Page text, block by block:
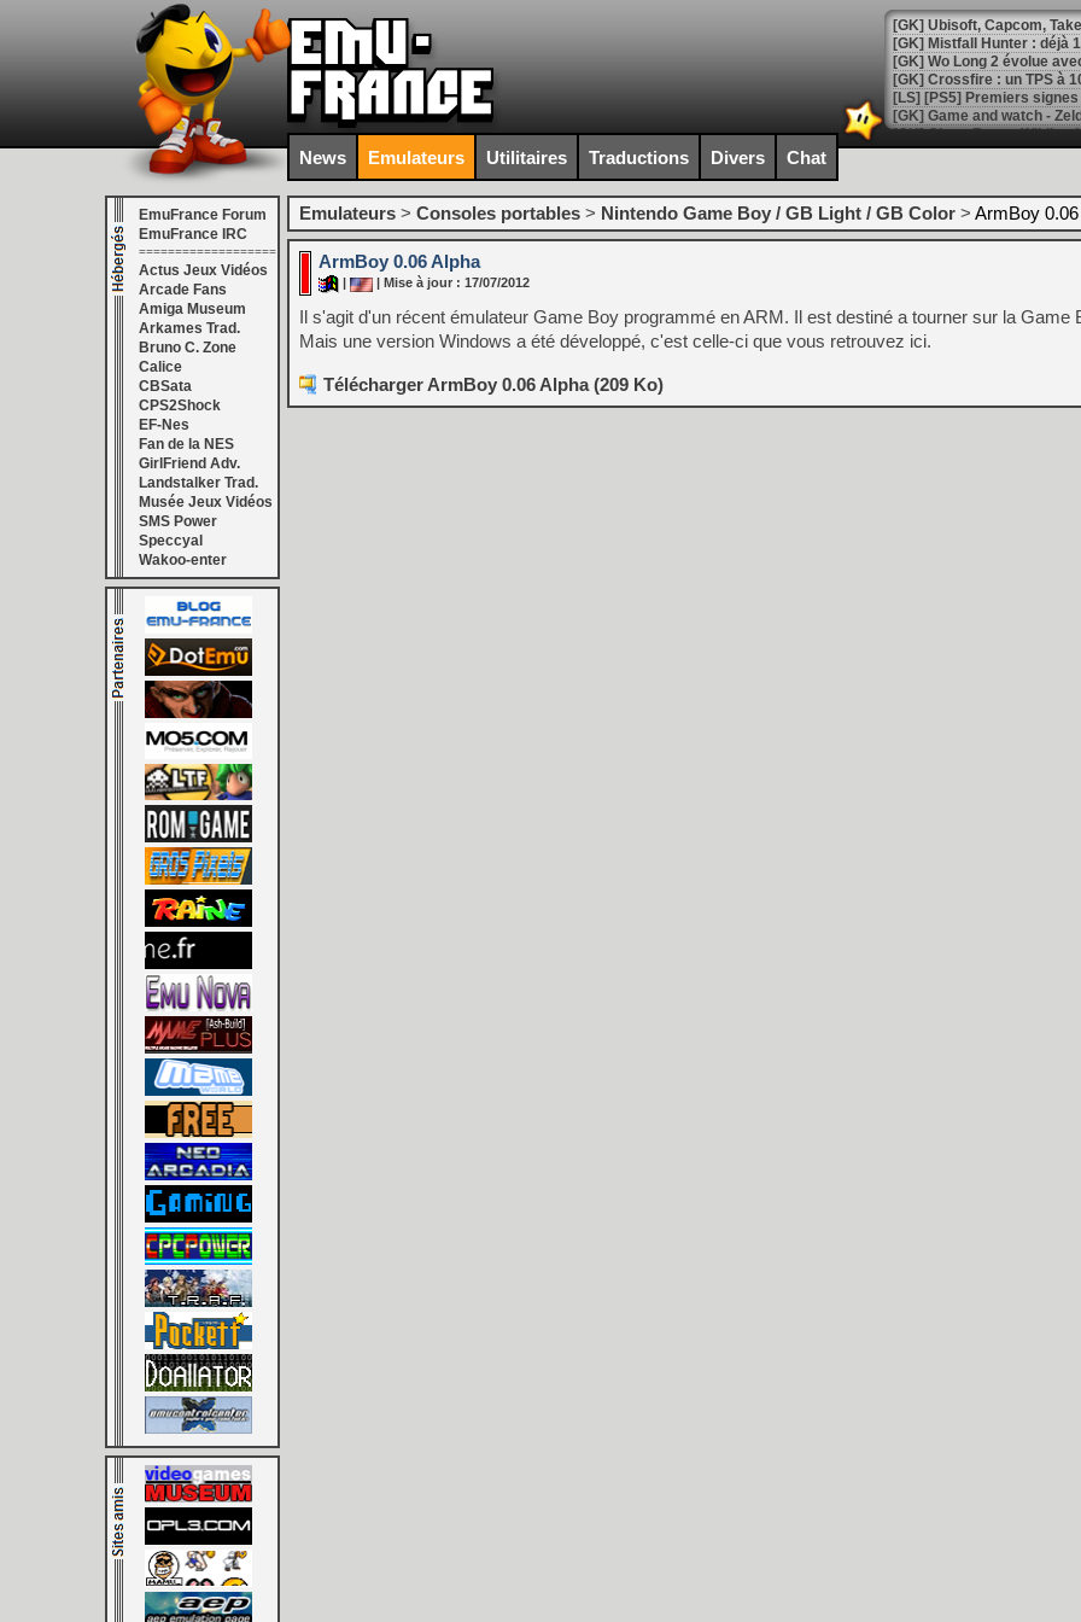
[GK] Mistfall Hunter : déjà
[GK] Wo Long 2 évolue
[GK] Crossfire : un TPS à
[LS] [PS5] Premiers
[Mo5] DOOM arrive en
[GK] Bethesda fête les 30
[GK] Roblox : l'action en
[GK] Agenda - GeForce
[GK] Devolver Digital en a
[LS] [PS5] ps5-y2jb-
[GK] Pourquoi Marvel
[GK] Test : Restory : Chill
[GK] GTA 6 : Rockstar
[GK] Hot Wheels Infinite
[GK] Mémoire cash -
[GK] Résultats Nintendo :
[GK] Déjà des
[Mo5] Brickboy cherche à
[GK] Minecraft et ses «
[GK] Beast of
[GK] Mémoire cash -
[GK] Dan Houser (GTA)
[GK] Comment EA Sports
[GK] Crimson Moon : un
[GK] Isle of Reveries : le
[GK] Moonlighter 2 : The
[GK] Capcom relance
[Mo5] Deux inédits du
News Emulateurs Utilitaires Traductions Divers Chat
EmuFrance Forum
EmuFrance IRC
===================
Actus Jeux Vidéos
Arcade Fans
Amiga Museum
Arkames Trad.
Bruno C. Zone
Calice
CBSata
CPS2Shock
EF-Nes
Fan de la NES
GirlFriend Adv.
Landstalker Trad.
Musée Jeux Vidéos
SMS Power
Speccyal
Wakoo-enter
Emulateurs > Consoles portables > Nintendo Game Boy / GB Light / GB Color > ArmBoy 0.06
ArmBoy 0.06 Alpha
| Mise à jour : 17/07/2012
Il s'agit d'un récent émulateur Game Boy programmé en ARM. Il est destiné a tourner sur la Game
Mais une version Windows a été développé, c'est celle-ci que vous retrouvez ici.
Télécharger ArmBoy 0.06 Alpha (209 Ko)